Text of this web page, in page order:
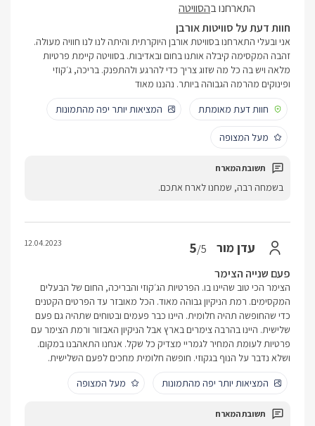
התארחנו בהסוויטה
חוות דעת על סוויטות אורבן
אני ובעלי התארחנו בסוויטת אורבן היוקרתית והיתה לנו לנו חוויה מעולה.
זהבה המקסימה קיבלה אותנו בחום ובאדיבות. בסוויטה קיימת פרטיות
מלאה ויש בה כל מה שזוג צריך כדי להרגע ולהתפנק. בריכה, ג׳קוזי
ופינוקים מהרמה הגבוהה ביותר. נהננו מאוד
חוות דעת מאומתת
המציאות יותר יפה מהתמונות
מעל המצופה
בשמחה רבה, שמחנו לארח אתכם.
עדן מור 5/5
12.04.2023
פעם שנייה הצימר
הצימר הכי טוב שהיינו בו. הפרטיות הג׳קוזי והבריכה, החום של הבעלים
המקסימים. רמת הניקיון גבוהה מאוד. הכל מאובזר עד הפרטים הקטנים
כדי שהחופשה תהיה חלומית. היינו כבר פעמים ובטוחים שתהיה גם פעם
שלישית. היינו בהרבה צימרים בארץ אבל הניקיון האבזור ורמת הצימר עם
פרטיות לעומת המחיר לגמריי מצדיק כל שקל. אנחנו התאהבנו במקום.
ושלא נדבר על הנוף בגקוזי. חופשה חלומית מחכים לפעם השלישית.
המציאות יותר יפה מהתמונות
מעל המצופה